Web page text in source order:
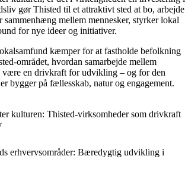
gør Thisted til et attraktivt sted at bo, arbejde
sammenhæng mellem mennesker, styrker lokal
for nye ideer og initiativer.
kæmper for at fastholde befolkning
området, hvordan samarbejde mellem
være en drivkraft for udvikling – og for den
bygger på fællesskab, natur og engagement.
kulturen: Thisted-virksomheder som drivkraft
erhvervsområder: Bæredygtig udvikling i